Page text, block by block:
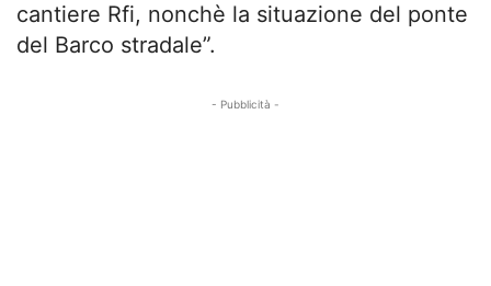
cantiere Rfi, nonchè la situazione del ponte
del Barco stradale”.
- Pubblicità -